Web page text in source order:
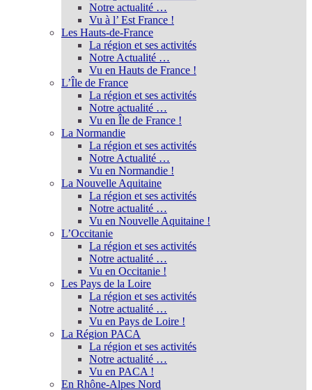
Notre actualité …
Vu à l’ Est France !
Les Hauts-de-France
La région et ses activités
Notre Actualité …
Vu en Hauts de France !
L’Île de France
La région et ses activités
Notre actualité …
Vu en Île de France !
La Normandie
La région et ses activités
Notre Actualité …
Vu en Normandie !
La Nouvelle Aquitaine
La région et ses activités
Notre actualité …
Vu en Nouvelle Aquitaine !
L’Occitanie
La région et ses activités
Notre actualité …
Vu en Occitanie !
Les Pays de la Loire
La région et ses activités
Notre actualité …
Vu en Pays de Loire !
La Région PACA
La région et ses activités
Notre actualité …
Vu en PACA !
En Rhône-Alpes Nord